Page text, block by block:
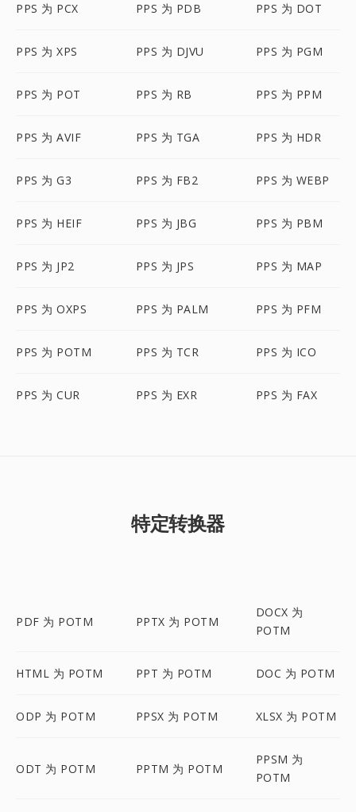
PPS 为 PCX PPS 为 PDB PPS 为 DOT
PPS 为 XPS PPS 为 DJVU PPS 为 PGM
PPS 为 POT PPS 为 RB PPS 为 PPM
PPS 为 AVIF PPS 为 TGA PPS 为 HDR
PPS 为 G3 PPS 为 FB2 PPS 为 WEBP
PPS 为 HEIF PPS 为 JBG PPS 为 PBM
PPS 为 JP2 PPS 为 JPS PPS 为 MAP
PPS 为 OXPS PPS 为 PALM PPS 为 PFM
PPS 为 POTM PPS 为 TCR PPS 为 ICO
PPS 为 CUR PPS 为 EXR PPS 为 FAX
特定转换器
PDF 为 POTM PPTX 为 POTM
DOCX 为
POTM
HTML 为 POTM PPT 为 POTM DOC 为 POTM
ODP 为 POTM PPSX 为 POTM XLSX 为 POTM
ODT 为 POTM PPTM 为 POTM
PPSM 为
POTM